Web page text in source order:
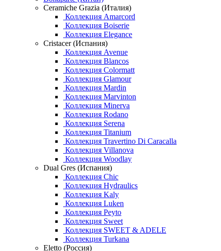
Ceramiche Grazia (Италия)
Коллекция Amarcord
Коллекция Boiserie
Коллекция Elegance
Cristacer (Испания)
Коллекция Avenue
Коллекция Blancos
Коллекция Colormatt
Коллекция Glamour
Коллекция Mardin
Коллекция Marvinton
Коллекция Minerva
Коллекция Rodano
Коллекция Serena
Коллекция Titanium
Коллекция Travertino Di Caracalla
Коллекция Villanova
Коллекция Woodlay
Dual Gres (Испания)
Коллекция Chic
Коллекция Hydraulics
Коллекция Kaly
Коллекция Luken
Коллекция Peyto
Коллекция Sweet
Коллекция SWEET & ADELE
Коллекция Turkana
Eletto (Россия)